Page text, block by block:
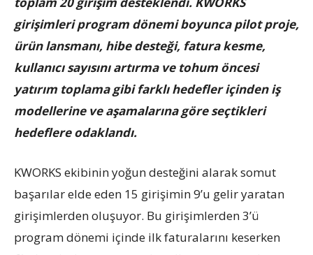
girişimleri program dönemi boyunca pilot proje,
ürün lansmanı, hibe desteği, fatura kesme,
kullanıcı sayısını artırma ve tohum öncesi
yatırım toplama gibi farklı hedefler içinden iş
modellerine ve aşamalarına göre seçtikleri
hedeflere odaklandı.
KWORKS ekibinin yoğun desteğini alarak somut
başarılar elde eden 15 girişimin 9’u gelir yaratan
girişimlerden oluşuyor. Bu girişimlerden 3’ü
program dönemi içinde ilk faturalarını keserken